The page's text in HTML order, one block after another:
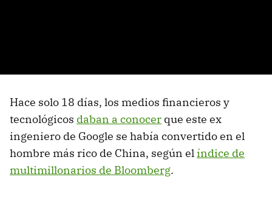
Hace solo 18 días, los medios financieros y
tecnológicos daban a conocer que este ex
ingeniero de Google se había convertido en el
hombre más rico de China, según elíndice de
multimillonarios de Bloomberg.